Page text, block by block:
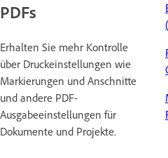
PDFs
Erhalten Sie mehr Kontrolle
über Druckeinstellungen wie
Markierungen und Anschnitte
und andere PDF-
Ausgabeeinstellungen für
Dokumente und Projekte.